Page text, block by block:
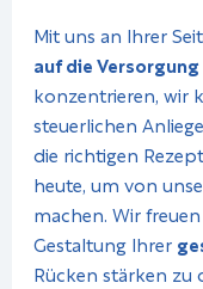
Mit uns an Ihrer
auf die
konzentrieren, wir
steuerlichen
die richtigen
heute, um von
machen. Wir
Gestaltung Ihrer
Rücken stärken zu